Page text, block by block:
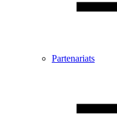
Partenariats